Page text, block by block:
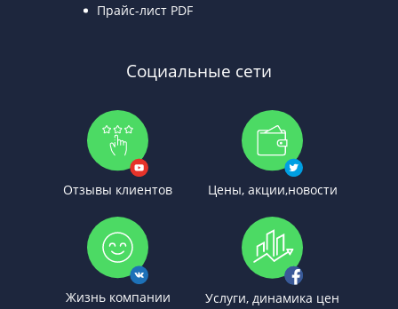
Прайс-лист PDF
Социальные сети
Отзывы клиентов Цены, акции,новости
Жизнь компании Услуги, динамика цен